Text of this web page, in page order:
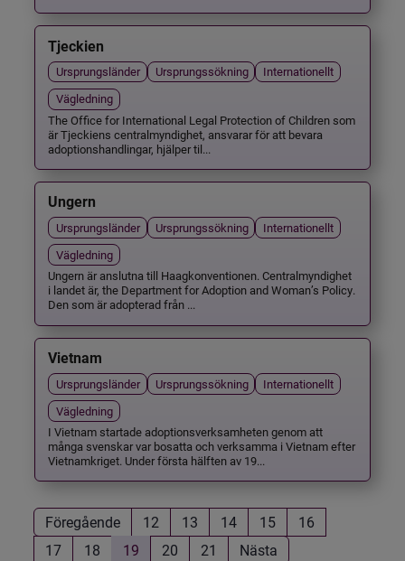
Tjeckien
Ursprungsländer Ursprungssökning
Internationellt
Vägledning
The Office for International Legal Protection of Children som
är Tjeckiens centralmyndighet, ansvarar för att bevara
adoptionshandlingar, hjälper til...
Ungern
Ursprungsländer Ursprungssökning
Internationellt
Vägledning
Ungern är anslutna till Haagkonventionen. Centralmyndighet
i landet är, the Department for Adoption and Woman’s Policy.
Den som är adopterad från ...
Vietnam
Ursprungsländer Ursprungssökning
Internationellt
Vägledning
I Vietnam startade adoptionsverksamheten genom att
många svenskar var bosatta och verksamma i Vietnam efter
Vietnamkriget. Under första hälften av 19...
Föregående 12 13 14 15
16
17
18 19 20 21 Nästa